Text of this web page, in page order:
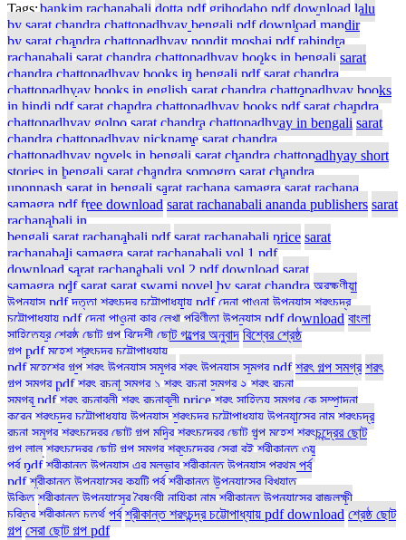
Tags:bankim rachanabali dotta pdf grihodaho pdf download lalu
by sarat chandra chattopadhyay bengali pdf download mandir
by sarat chandra chattopadhyay pondit moshai pdf rabindra
rachanabali sarat chandra chattopadhyay books in bengali sarat
chandra chattopadhyay books in bengali pdf sarat chandra
chattopadhyay books in english sarat chandra chattopadhyay books
in hindi pdf sarat chandra chattopadhyay books pdf sarat chandra
chattopadhyay golpo sarat chandra chattopadhyay in bengali sarat
chandra chattopadhyay nickname sarat chandra
chattopadhyay novels in bengali sarat chandra chattopadhyay short
stories in bengali sarat chandra somogro sarat chandra
uponnash sarat in bengali sarat rachana samagra sarat rachana
samagra pdf free download sarat rachanabali ananda publishers sarat
rachanabali in
bengali sarat rachanabali pdf sarat rachanabali price sarat
rachanabali samagra sarat rachanabali vol 1 pdf
download sarat rachanabali vol 2 pdf download sarat
samagra pdf sarat sarat swami novel by sarat chandra অরক্ষণীয়া
উপন্যাস pdf দত্তা শরৎচন্দ্র চট্টোপাধ্যায় pdf দেনা পাওনা উপন্যাস শরৎচন্দ্র
চট্টোপাধ্যায় pdf দেনা পাওনা কার লেখা পরিণীতা উপন্যাস pdf download বাংলা
সাহিত্যের শ্রেষ্ঠ ছোট গল্প বিদেশী ছোট গল্পের অনুবাদ বিশ্বের শ্রেষ্ঠ
গল্প pdf মহেশ শরৎচন্দ্র চট্টোপাধ্যায়
pdf মহেশের গল্প শরৎ উপন্যাস সমগ্র শরৎ উপন্যাস সমগ্র pdf শরৎ গল্প সমগ্র শরৎ
গল্প সমগ্র pdf শরৎ রচনা সমগ্র ১ শরৎ রচনা সমগ্র ২ শরৎ রচনা
সমগ্র pdf শরৎ রচনাবলী শরৎ রচনাবলী price শরৎ সাহিত্য সমগ্র কে সম্পাদনা
করেন শরৎচন্দ্র চট্টোপাধ্যায় উপন্যাস শরৎচন্দ্র চট্টোপাধ্যায় উপন্যাসের নাম শরৎচন্দ্র
রচনা সমগ্র শরৎচন্দ্রের ছোট গল্প মন্দির শরৎচন্দ্রের ছোট গল্প মহেশ শরৎচন্দ্রের ছোট
গল্প লালু শরৎচন্দ্রের ছোট গল্প সমগ্র শরৎচন্দ্রের সেরা বই শ্রীকান্ত ৩য়
পর্ব pdf শ্রীকান্ত উপন্যাস এর মূলভাব শ্রীকান্ত উপন্যাস প্রথম পর্ব
pdf শ্রীকান্ত উপন্যাসের কয়টি পর্ব শ্রীকান্ত উপন্যাসের বিখ্যাত
উক্তি শ্রীকান্ত উপন্যাসের বৈষ্ণবী নায়িকা নাম শ্রীকান্ত উপন্যাসের রাজলক্ষী
চরিত্র শ্রীকান্ত চতুর্থ পর্ব শ্রীকান্ত শরৎচন্দ্র চট্টোপাধ্যায় pdf download শ্রেষ্ঠ ছোট
গল্প সেরা ছোট গল্প pdf